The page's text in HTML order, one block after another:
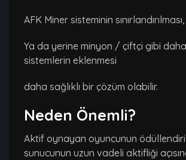
AFK Miner sisteminin sınırlandırılması,
Ya da yerine minyon / çiftçi gibi
sistemlerin eklenmesi
daha sağlıklı bir çözüm olabilir.
Neden Önemli?
Aktif oynayan oyuncunun
sunucunun uzun vadeli aktifliği